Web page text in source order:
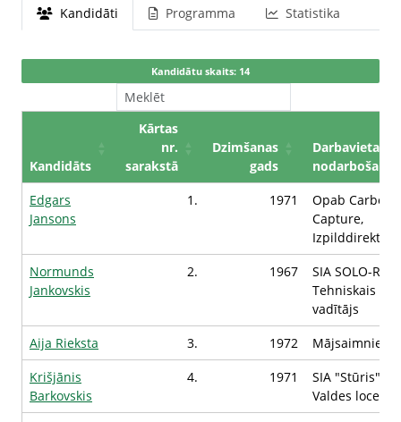
Kandidāti Programma Statistika
Kandidātu skaits: 14
Kandidāts
Kārtas
nr.
sarakstā
Dzimšanas
gads
Darbavieta /
nodarbošanās
Edgars
Jansons
1. 1971
Opab Carbon
Capture,
Izpilddirektors
Normunds
Jankovskis
2. 1967
SIA SOLO-
Tehniskais
vadītājs
Aija Rieksta
3. 1972
Mājsaimniece
Krišjānis
Barkovskis
4. 1971
SIA "Stūris",
Valdes loceklis